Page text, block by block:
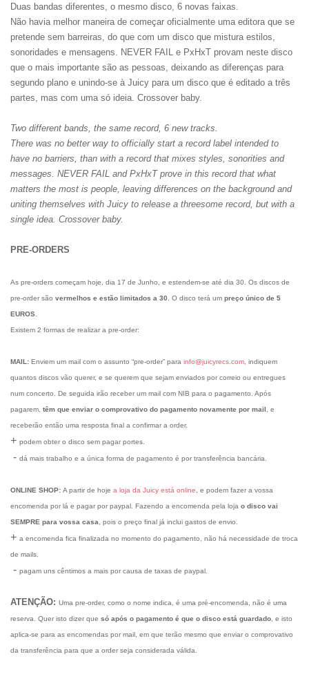
Duas bandas diferentes, o mesmo disco, 6 novas faixas.
Não havia melhor maneira de começar oficialmente uma editora que se
pretende sem barreiras, do que com um disco que mistura estilos,
sonoridades e mensagens. NEVER FAIL e PxHxT provam neste disco
que o mais importante são as pessoas, deixando as diferenças para
segundo plano e unindo-se à Juicy para um disco que é editado a três
partes, mas com uma só ideia. Crossover baby.
Two different bands, the same record, 6 new tracks.
There was no better way to officially start a record label intended to
have no barriers, than with a record that mixes styles, sonorities and
messages. NEVER FAIL and PxHxT prove in this record that what
matters the most is people, leaving differences on the background and
uniting themselves with Juicy to release a threesome record, but with a
single idea. Crossover baby.
PRE-ORDERS
As pre-orders começam hoje, dia 17 de Junho, e estendem-se até dia 30. Os discos de
pre-order são vermelhos e estão limitados a 30 . O disco terá um preço único de 5
EUROS
Existem 2 formas de realizar a pre-order:
MAIL: Enviem um mail com o assunto “pre-order” para info@juicyrecs.com , indiquem
quantos discos vão querer, e se querem que sejam enviados por correio ou entregues
num concerto. De seguida irão receber um mail com NIB para o pagamento. Após
pagarem, têm que enviar o comprovativo do pagamento novamente por mail , e
receberão então uma resposta final a confirmar a order.
+ podem obter o disco sem pagar portes.
- dá mais trabalho e a única forma de pagamento é por transferência bancária.
ONLINE SHOP: A partir de hoje a loja da Juicy está online , e podem fazer a vossa
encomenda por lá e pagar por paypal. Fazendo a encomenda pela loja o disco vai
SEMPRE para vossa casa , pois o preço final já inclui gastos de envio.
+ a encomenda fica finalizada no momento do pagamento, não há necessidade de troca
de mails.
- pagam uns cêntimos a mais por causa de taxas de paypal.
ATENÇÃO: Uma pre-order, como o nome indica, é uma pré-encomenda, não é uma
reserva. Quer isto dizer que só após o pagamento é que o disco está guardado , e isto
aplica-se para as encomendas por mail, em que terão mesmo que enviar o comprovativo
da transferência para que a order seja considerada válida.